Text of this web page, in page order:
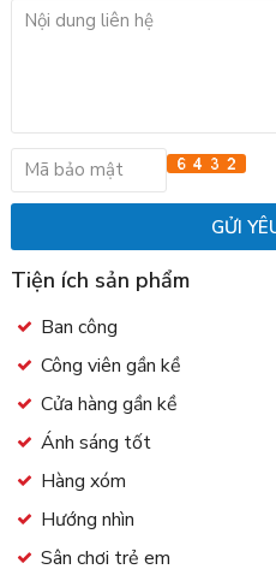
Tiện ích sản phẩm
Ban công
Công viên gần kề
Cửa hàng gần kề
Ánh sáng tốt
Hàng xóm
Hướng nhìn
Sân chơi trẻ em